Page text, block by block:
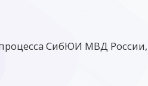
СибЮИ МВД России,